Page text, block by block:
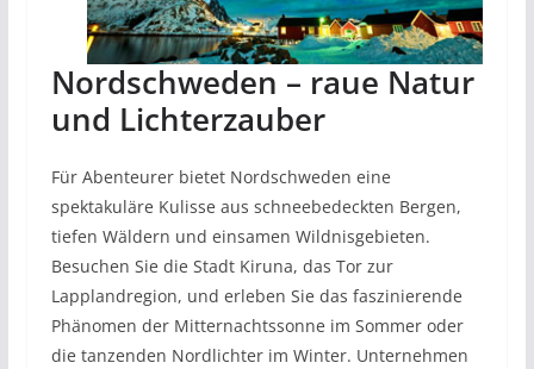
Nordschweden – raue Natur
und Lichterzauber
Für Abenteurer bietet Nordschweden eine
spektakuläre Kulisse aus schneebedeckten Bergen,
tiefen Wäldern und einsamen Wildnisgebieten.
Besuchen Sie die Stadt Kiruna, das Tor zur
Lapplandregion, und erleben Sie das faszinierende
Phänomen der Mitternachtssonne im Sommer oder
die tanzenden Nordlichter im Winter. Unternehmen